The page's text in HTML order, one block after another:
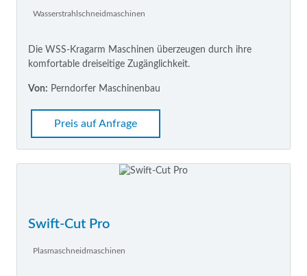
Wasserstrahlschneidmaschinen
Die WSS-Kragarm Maschinen überzeugen durch ihre
komfortable dreiseitige Zugänglichkeit.
Von: Perndorfer Maschinenbau
Preis auf Anfrage
Swift-Cut Pro
Plasmaschneidmaschinen